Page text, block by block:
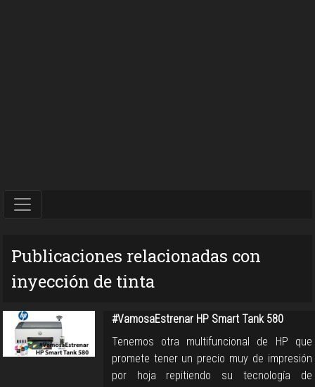
Publicaciones relacionadas con
inyección de tinta
#VamosaEstrenar HP Smart Tank 580
Tenemos otra multifuncional de HP que
promete tener un precio muy de impresión
por hoja repitiendo su tecnología de